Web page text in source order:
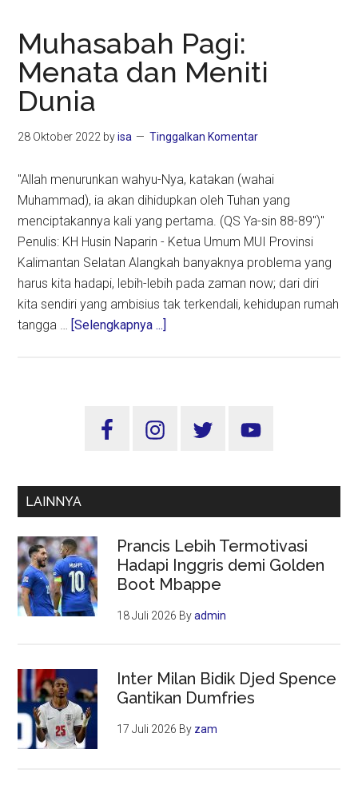
Muhasabah Pagi:
Menata dan Meniti
Dunia
28 Oktober 2022 byisa Tinggalkan Komentar
"Allah menurunkan wahyu-Nya, katakan (wahai
Muhammad), ia akan dihidupkan oleh Tuhan yang
menciptakannya kali yang pertama. (QS Ya-sin 88-89")"
Penulis: KH Husin Naparin - Ketua Umum MUI Provinsi
Kalimantan Selatan Alangkah banyaknya problema yang
harus kita hadapi, lebih-lebih pada zaman now; dari diri
kita sendiri yang ambisius tak terkendali, kehidupan rumah
tangga … [Selengkapnya ...]
Meniti
Sidebar
LAINNYA
Prancis Lebih Termotivasi
Hadapi Inggris demi Golden
Boot Mbappe
18 Juli 2026 Byadmin
Inter Milan Bidik Djed Spence
Gantikan Dumfries
17 Juli 2026 By zam